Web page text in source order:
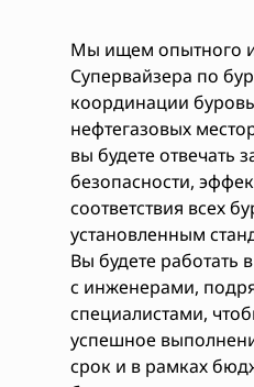
Мы ищем опытного и
Супервайзера по
координации
нефтегазовых
вы будете отвечать
безопасности,
соответствия всех
установленным
Вы будете работать
с инженерами,
специалистами,
успешное
срок и в рамках